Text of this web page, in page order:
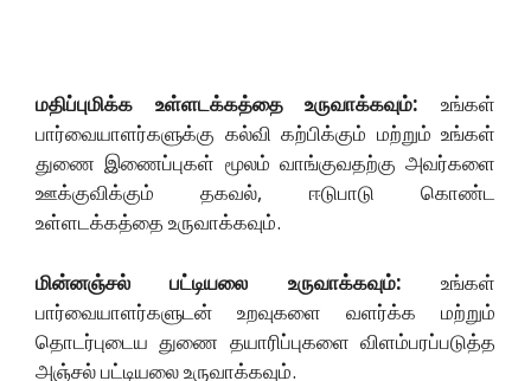
மதிப்புமிக்க உள்ளடக்கத்தை உருவாக்கவும்: உங்கள்
பார்வையாளர்களுக்கு கல்வி கற்பிக்கும் மற்றும் உங்கள்
துணை இணைப்புகள் மூலம் வாங்குவதற்கு அவர்களை
ஊக்குவிக்கும் தகவல், ஈடுபாடு கொண்ட
உள்ளடக்கத்தை உருவாக்கவும்.
மின்னஞ்சல் பட்டியலை உருவாக்கவும்: உங்கள்
பார்வையாளர்களுடன் உறவுகளை வளர்க்க மற்றும்
தொடர்புடைய துணை தயாரிப்புகளை விளம்பரப்படுத்த
அஞ்சல் பட்டியலை உருவாக்கவும்.